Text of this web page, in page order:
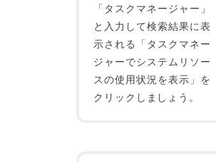
「タスクマネージャー」
と入力して検索結果に表
示される「タスクマネー
ジャーでシステムリソー
スの使用状況を表示」を
クリックしましょう。